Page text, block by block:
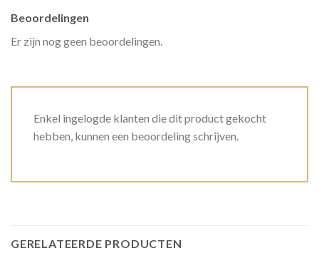
Beoordelingen
Er zijn nog geen beoordelingen.
Enkel ingelogde klanten die dit product gekocht
hebben, kunnen een beoordeling schrijven.
GERELATEERDE PRODUCTEN